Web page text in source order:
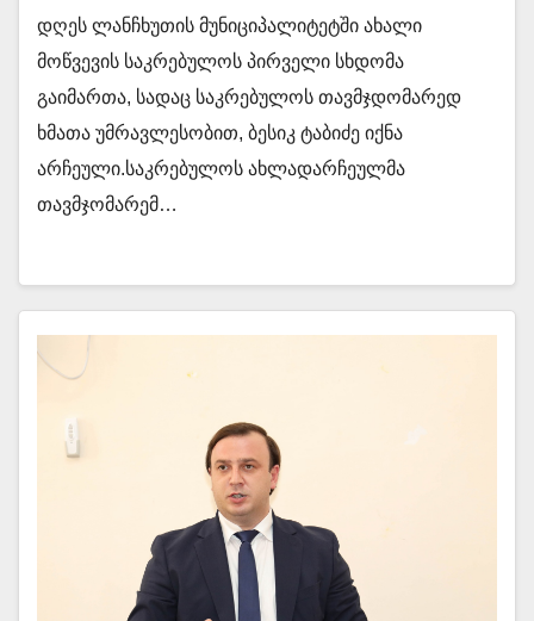
და იმ სიკეთეებში უნდა აისახოს“
დღეს ლანჩხუთის მუნიციპალიტეტში ახალი
მოწვევის საკრებულოს პირველი სხდომა
გაიმართა, სადაც საკრებულოს თავმჯდომარედ
ხმათა უმრავლესობით, ბესიკ ტაბიძე იქნა
არჩეული.საკრებულოს ახლადარჩეულმა
თავმჯომარემ…